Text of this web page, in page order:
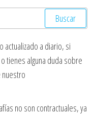
actualizado a diario, si
tienes alguna duda sobre
no son contractuales, ya